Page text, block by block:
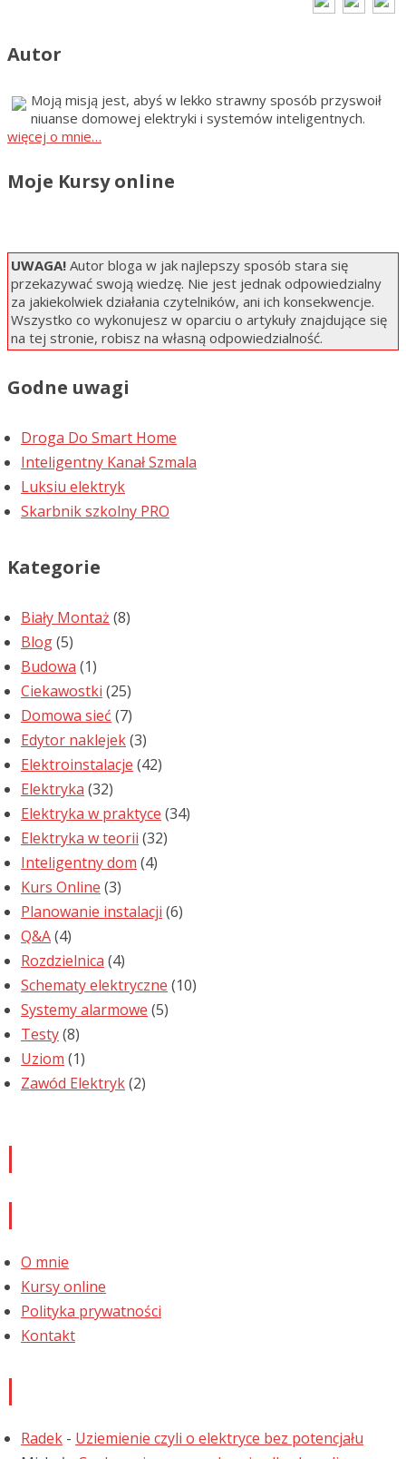
Autor
Moją misją jest, abyś w lekko strawny sposób przyswoił
niuanse domowej elektryki i systemów inteligentnych.
więcej o mnie…
Moje Kursy online
UWAGA! Autor bloga w jak najlepszy sposób stara się
przekazywać swoją wiedzę. Nie jest jednak odpowiedzialny
za jakiekolwiek działania czytelników, ani ich konsekwencje.
Wszystko co wykonujesz w oparciu o artykuły znajdujące się
na tej stronie, robisz na własną odpowiedzialność.
Godne uwagi
Droga Do Smart Home
Inteligentny Kanał Szmala
Luksiu elektryk
Skarbnik szkolny PRO
Kategorie
Biały Montaż (8)
Blog(5)
Budowa (1)
Ciekawostki (25)
Domowa sieć (7)
Edytor naklejek(3)
Elektroinstalacje (42)
Elektryka (32)
Elektryka w praktyce (34)
Elektryka w teorii (32)
Inteligentny dom (4)
Kurs Online (3)
Planowanie instalacji (6)
Q&A(4)
Rozdzielnica (4)
Schematy elektryczne (10)
Systemy alarmowe (5)
Testy(8)
Uziom (1)
Zawód Elektryk(2)
O mnie
Kursy online
Polityka prywatności
Kontakt
Radek - Uziemienie czyli o elektryce bez potencjału